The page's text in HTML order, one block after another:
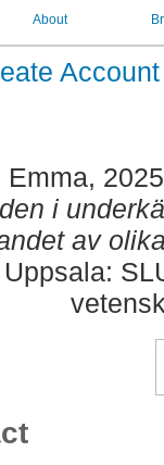
About
Account
Emma,
i
av